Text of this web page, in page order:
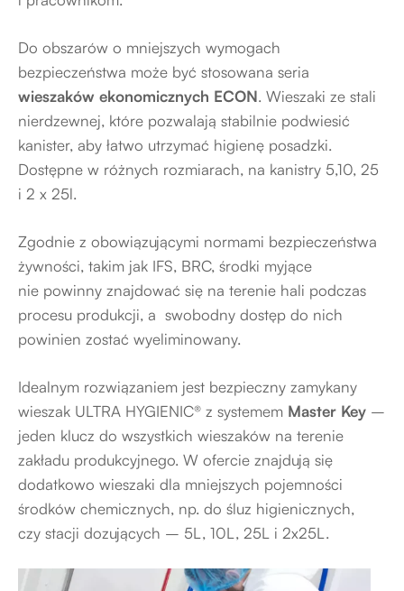
Do obszarów o mniejszych wymogach
bezpieczeństwa może być stosowana seria
wieszaków ekonomicznych ECON. Wieszaki ze stali
nierdzewnej, które pozwalają stabilnie podwiesić
kanister, aby łatwo utrzymać higienę posadzki.
Dostępne w różnych rozmiarach, na kanistry 5,10, 25
i 2 x 25l.
Zgodnie z obowiązującymi normami bezpieczeństwa
żywności, takim jak IFS, BRC, środki myjące
nie powinny znajdować się na terenie hali podczas
procesu produkcji, a swobodny dostęp do nich
powinien zostać wyeliminowany.
Idealnym rozwiązaniem jest bezpieczny zamykany
wieszak ULTRA HYGIENIC® z systemem Master Key –
jeden klucz do wszystkich wieszaków na terenie
zakładu produkcyjnego. W ofercie znajdują się
dodatkowo wieszaki dla mniejszych pojemności
środków chemicznych, np. do śluz higienicznych,
czy stacji dozujących – 5L, 10L, 25L i 2x25L.